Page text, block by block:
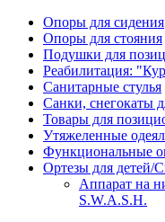
Опоры для сидения
Опоры для стояния
Подушки для
Реабилитация:
Санитарные стулья
Санки, снегокаты
Товары для
Утяжеленные
Функциональные
Ортезы для детей/
Аппарат на
S.W.A.S.H.